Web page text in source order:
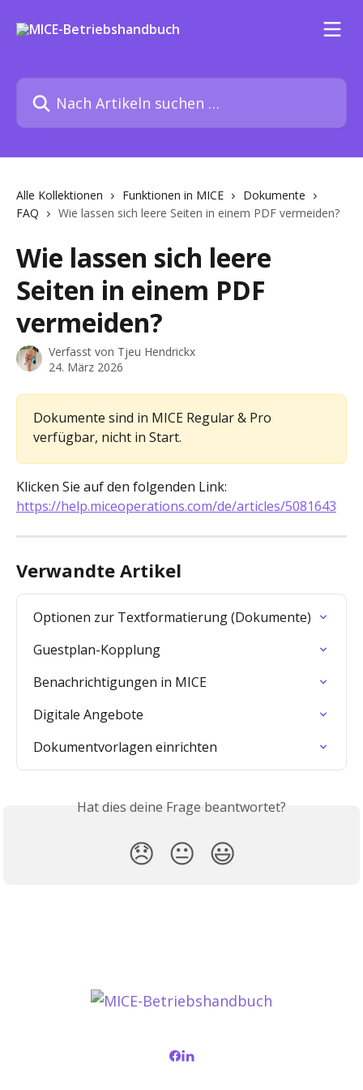
Nach Artikeln suchen …
Alle Kollektionen Funktionen in MICE
Dokumente
FAQ
Wie lassen sich leere Seiten in einem PDF vermeiden?
Wie lassen sich leere
Seiten in einem PDF
vermeiden?
Verfasst von Tjeu Hendrickx
24. März 2026
Dokumente sind in MICE Regular & Pro
verfügbar, nicht in Start.
Klicken Sie auf den folgenden Link:
https://help.miceoperations.com/de/articles/5081643
Verwandte Artikel
Optionen zur Textformatierung (Dokumente)
Guestplan-Kopplung
Benachrichtigungen in MICE
Digitale Angebote
Dokumentvorlagen einrichten
Hat dies deine Frage beantwortet?
😞 😐 😃